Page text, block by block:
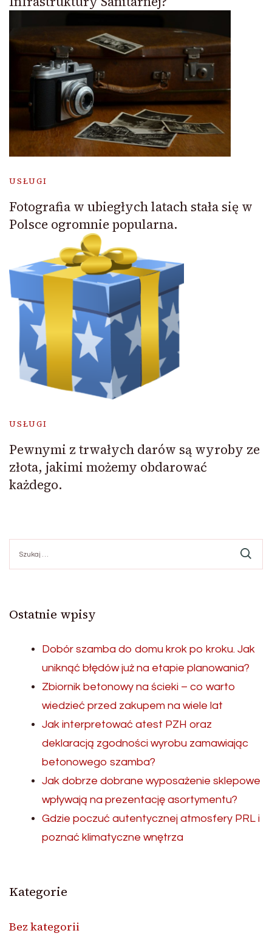
USŁUGI
Fotografia w ubiegłych latach stała się w
Polsce ogromnie popularna.
USŁUGI
Pewnymi z trwałych darów są wyroby ze
złota, jakimi możemy obdarować
każdego.
Ostatnie wpisy
Dobór szamba do domu krok po kroku. Jak
uniknąć błędów już na etapie planowania?
Zbiornik betonowy na ścieki – co warto
wiedzieć przed zakupem na wiele lat
Jak interpretować atest PZH oraz
deklaracją zgodności wyrobu zamawiając
betonowego szamba?
Jak dobrze dobrane wyposażenie sklepowe
wpływają na prezentację asortymentu?
Gdzie poczuć autentycznej atmosfery PRL i
poznać klimatyczne wnętrza
Kategorie
Bez kategorii